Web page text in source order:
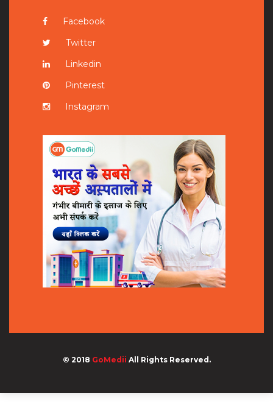
Facebook
Twitter
Linkedin
Pinterest
Instagram
© 2018 GoMedii All Rights Reserved.